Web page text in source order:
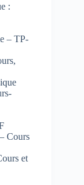
:
– TP-
Cours
et